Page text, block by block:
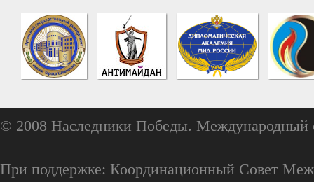
© 2008 Наследники Победы. Международный
При поддержке: Координационный Совет